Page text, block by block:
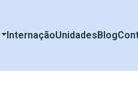
InternaçãoUnidadesBlog